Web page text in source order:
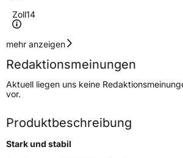
Zoll14
Geschwindigkeitsindex
Höchstgeschwindigkeit
210 km/h
Lastindex91
Höchstlast615 kg
Generelle Merkmale
mehr anzeigen
Redaktionsmeinungen
Aktuell liegen uns keine
vor.
Produktbeschreibung
Stark und stabil